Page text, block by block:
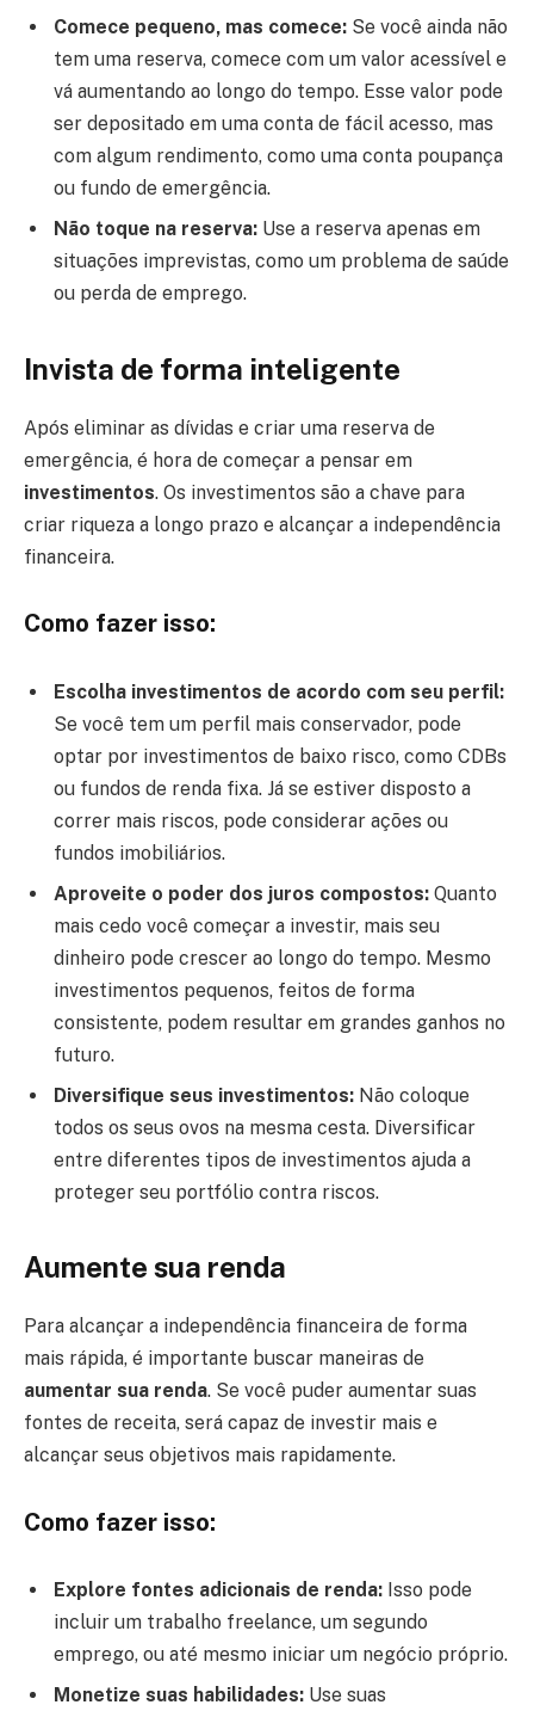
Comece pequeno, mas comece: Se você ainda não
tem uma reserva, comece com um valor acessível e
vá aumentando ao longo do tempo. Esse valor pode
ser depositado em uma conta de fácil acesso, mas
com algum rendimento, como uma conta poupança
ou fundo de emergência.
Não toque na reserva: Use a reserva apenas em
situações imprevistas, como um problema de saúde
ou perda de emprego.
Invista de forma inteligente
Após eliminar as dívidas e criar uma reserva de
emergência, é hora de começar a pensar em
investimentos. Os investimentos são a chave para
criar riqueza a longo prazo e alcançar a independência
financeira.
Como fazer isso:
Escolha investimentos de acordo com seu perfil:
Se você tem um perfil mais conservador, pode
optar por investimentos de baixo risco, como CDBs
ou fundos de renda fixa. Já se estiver disposto a
correr mais riscos, pode considerar ações ou
fundos imobiliários.
Aproveite o poder dos juros compostos: Quanto
mais cedo você começar a investir, mais seu
dinheiro pode crescer ao longo do tempo. Mesmo
investimentos pequenos, feitos de forma
consistente, podem resultar em grandes ganhos no
futuro.
Diversifique seus investimentos: Não coloque
todos os seus ovos na mesma cesta. Diversificar
entre diferentes tipos de investimentos ajuda a
proteger seu portfólio contra riscos.
Aumente sua renda
Para alcançar a independência financeira de forma
mais rápida, é importante buscar maneiras de
aumentar sua renda. Se você puder aumentar suas
fontes de receita, será capaz de investir mais e
alcançar seus objetivos mais rapidamente.
Como fazer isso:
Explore fontes adicionais de renda: Isso pode
incluir um trabalho freelance, um segundo
emprego, ou até mesmo iniciar um negócio próprio.
Monetize suas habilidades: Use suas